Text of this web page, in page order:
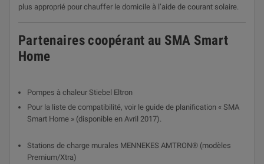
plus approprié pour chauffer le domicile à l’aide de courant solaire.
Partenaires coopérant au SMA Smart
Home
Pompes à chaleur Stiebel Eltron
Pour la liste de compatibilité, voir le guide de planification « SMA
Smart Home » (disponible en Avril 2017).
Stations de charge murales MENNEKES AMTRON® (modèles
Premium/Xtra)